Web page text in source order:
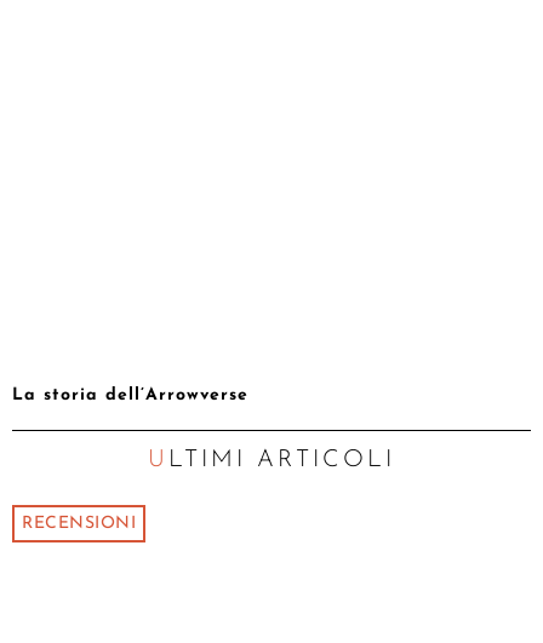
La storia dell’Arrowverse
ULTIMI ARTICOLI
RECENSIONI